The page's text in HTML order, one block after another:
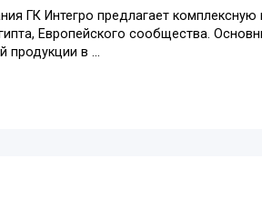
ГК Интегро предлагает комплексную
Европейского сообщества.
продукции в ...